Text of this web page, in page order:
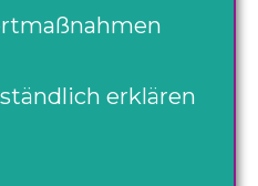
erklären